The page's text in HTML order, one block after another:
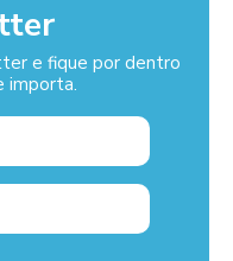
e fique por dentro
importa.